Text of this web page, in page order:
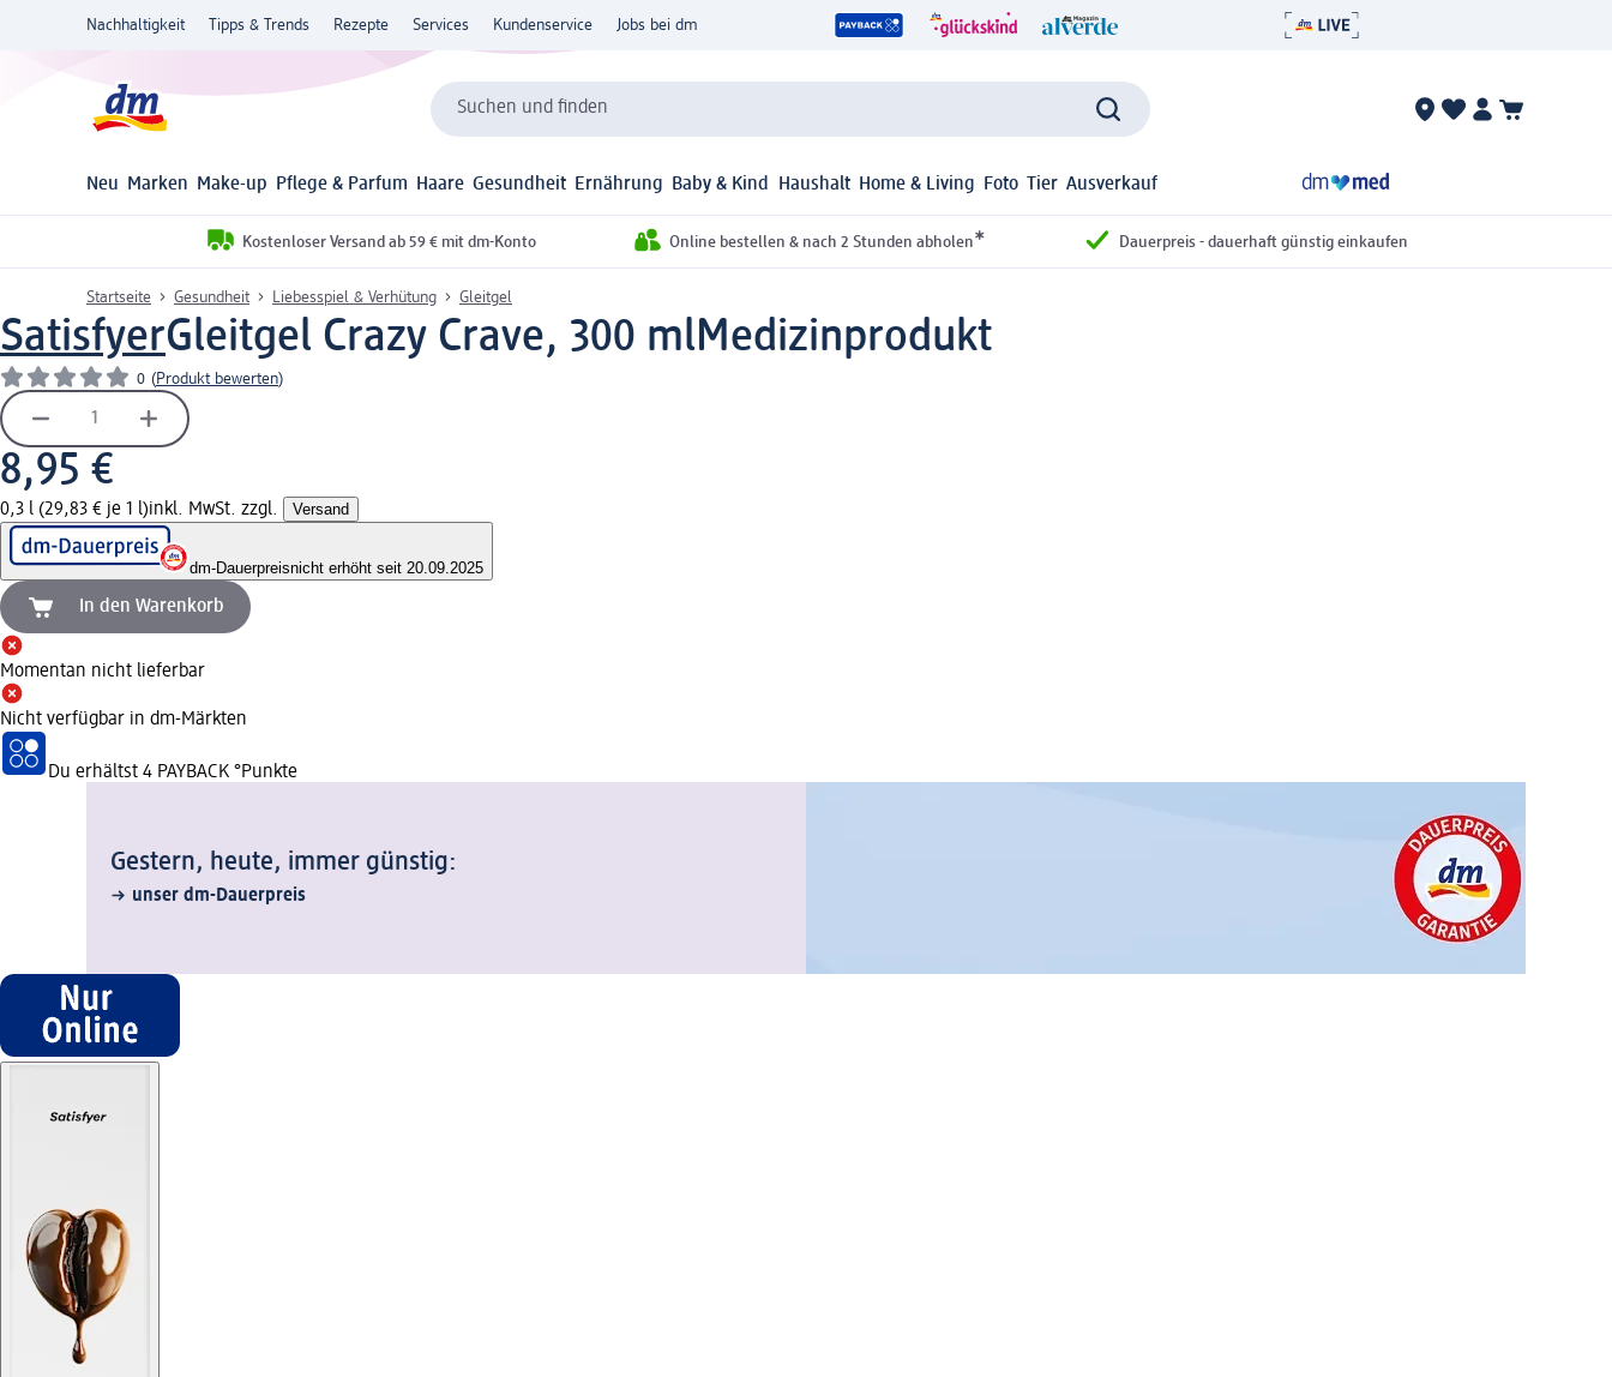
Nachhaltigkeit Tipps & Trends Rezepte Services Kundenservice Jobs bei dm
Suchen und finden
Neu Marken Make-up Pflege & Parfum Haare Gesundheit Ernährung Baby & Kind Haushalt Home & Living Foto Tier Ausverkauf
Kostenloser Versand ab 59 € mit dm-Konto Online bestellen & nach 2 Stunden abholen* Dauerpreis - dauerhaft günstig einkaufen
Startseite Gesundheit Liebesspiel & Verhütung Gleitgel
SatisfyerGleitgel Crazy Crave, 300 mlMedizinprodukt
0 (Produkt bewerten)
8,95 €
0,3 l (29,83 € je 1 l)inkl. MwSt. zzgl. Versand
dm-Dauerpreisnicht erhöht seit 20.09.2025
In den Warenkorb
Momentan nicht lieferbar
Nicht verfügbar in dm-Märkten
Du erhältst 4 PAYBACK °Punkte
Gestern, heute, immer günstig:
unser dm-Dauerpreis